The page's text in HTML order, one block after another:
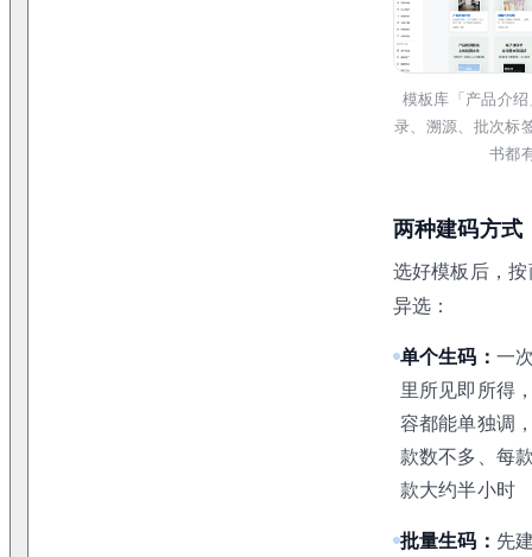
模板库「产品介
录、溯源、批次标
书都
两种建码方式
选好模板后，
异选：
单个生码：一
里所见即所得
容都能单独调
款数不多、每
款大约半小时
批量生码： 先